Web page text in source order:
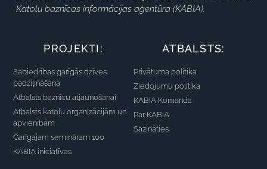
Katoļu baznīcas informācijas aģentūra (KABIA).
PROJEKTI:
Sabiedrības garīgās dzīves
padziļināšana
Atbalsts baznīcu atjaunošanai
Atbalsts katoļu organizācijām un
apvienībām
Garīgajam semināram 100
KABIA iniciatīvas
ATBALSTS:
Privātuma politika
Ziedojumu politika
KABIA Komanda
Par KABIA
Sazināties